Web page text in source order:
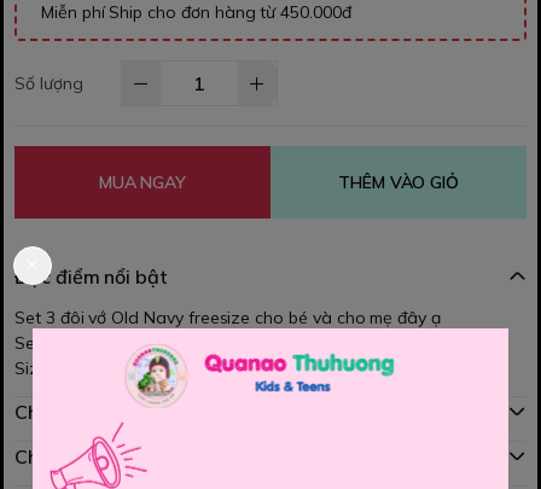
Miễn phí Ship cho đơn hàng từ 450.000đ
Số lượng
MUA NGAY THÊM VÀO GIỎ
Đặc điểm nổi bật
Set 3 đôi vớ Old Navy freesize cho bé và cho mẹ đây ạ
Set gồm 3 đôi ạ, ngắn cổ chân, mang giữ ấm đôi chân xinh
Size : Freesize
Chính sách mua hàng
Chính sách đổi hàng